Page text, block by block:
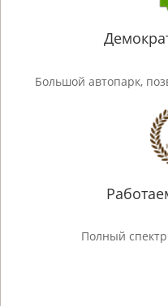
Большой автопарк,
Полный